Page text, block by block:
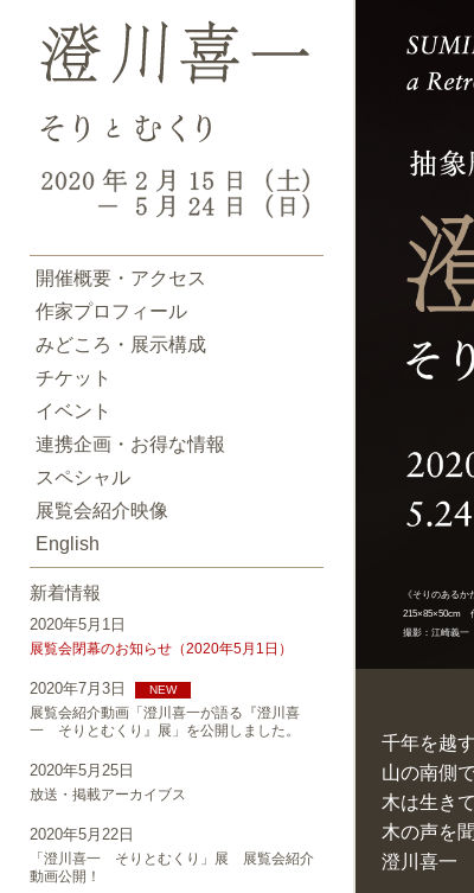
開催概要・アクセス
作家プロフィール
みどころ・展示構成
チケット
イベント
連携企画・お得な情報
スペシャル
展覧会紹介映像
English
新着情報
2020年5月1日
展覧会閉幕のお知らせ（2020年5月1日）
2020年7月3日 NEW
展覧会紹介動画「澄川喜一が語る『澄川喜
一 そりとむくり』展」を公開しました。
2020年5月25日
放送・掲載アーカイブス
2020年5月22日
「澄川喜一 そりとむくり」展 展覧会紹介
動画公開！
《そりのあるか
215×85×50cm
撮影：江崎義一
千年を越
山の南側
木は生き
木の声を
澄川喜一